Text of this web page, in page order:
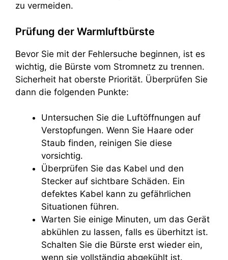
zu vermeiden.
Prüfung der Warmluftbürste
Bevor Sie mit der Fehlersuche beginnen, ist es
wichtig, die Bürste vom Stromnetz zu trennen.
Sicherheit hat oberste Priorität. Überprüfen Sie
dann die folgenden Punkte:
Untersuchen Sie die Luftöffnungen auf
Verstopfungen. Wenn Sie Haare oder
Staub finden, reinigen Sie diese
vorsichtig.
Überprüfen Sie das Kabel und den
Stecker auf sichtbare Schäden. Ein
defektes Kabel kann zu gefährlichen
Situationen führen.
Warten Sie einige Minuten, um das Gerät
abkühlen zu lassen, falls es überhitzt ist.
Schalten Sie die Bürste erst wieder ein,
wenn sie vollständig abgekühlt ist.